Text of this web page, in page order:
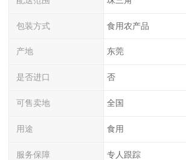
包装方式 食用农产品
产地 东莞
是否进口 否
可售卖地 全国
用途 食用
服务保障 专人跟踪